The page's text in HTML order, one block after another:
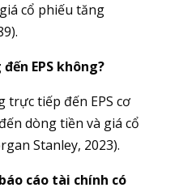
cổ phiếu tăng
EPS không?
tiếp đến EPS cơ
dòng tiền và giá cổ
Stanley, 2023).
cáo tài chính có